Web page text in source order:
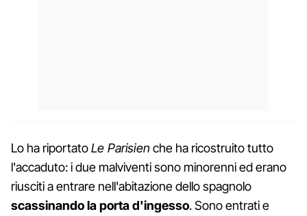
Lo ha riportatoLe Parisien che ha ricostruito tutto
l'accaduto: i due malviventi sono minorenni ed erano
riusciti a entrare nell'abitazione dello spagnolo
scassinando la porta d'ingesso. Sono entrati e